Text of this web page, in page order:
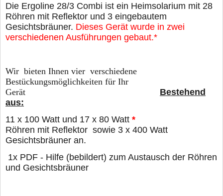
Die Ergoline 28/3 Combi ist ein Heimsolarium mit 28
Röhren mit Reflektor und 3 eingebautem
Gesichtsbräuner. Dieses Gerät wurde in zwei
verschiedenen Ausführungen gebaut.*
Wir bieten Ihnen vier verschiedene
Bestückungsmöglichkeiten für Ihr
Gerät
Bestehend
aus:
11 x 100 Watt und 17 x 80 Watt *
Röhren mit Reflektor sowie 3 x 400 Watt
Gesichtsbräuner an.
1x PDF - Hilfe (bebildert) zum Austausch der Röhren
und Gesichtsbräuner